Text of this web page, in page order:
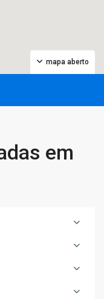
mapa aberto
em